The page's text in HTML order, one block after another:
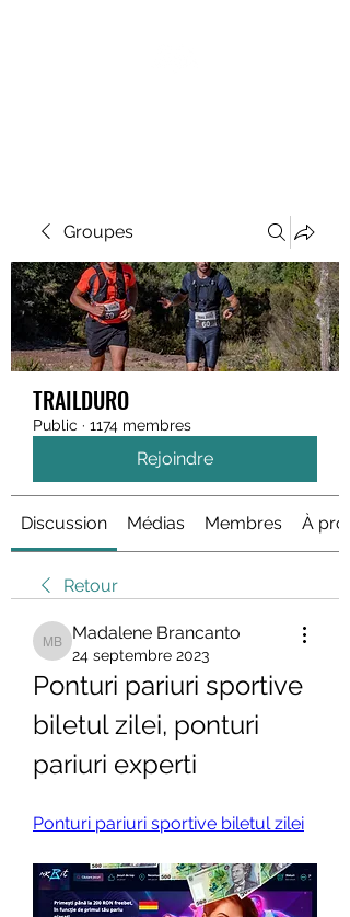
Groupes
TRAILDURO
Public · 1174 membres
Rejoindre
Discussion Médias Membres À
Retour
Madalene Brancanto
Madalene Brancanto
24 septembre 2023
Ponturi pariuri sportive
biletul zilei, ponturi
pariuri experti
Ponturi pariuri sportive biletul zilei